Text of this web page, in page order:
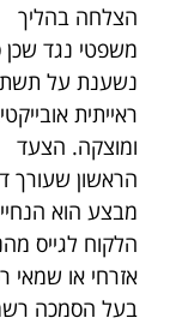
הצלחה בהליך
משפטי נגד שכן
נשענת על
ראייתית
ומוצקה. הצעד
הראשון שעורך
מבצע הוא
הלקוח לגייס
אזרחי או שמאי
בעל הסמכה